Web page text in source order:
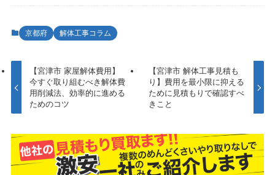
京都府 解体工事コラム
【宮津市 家屋解体費用】
今すぐ取り組むべき解体費
用削減法、効率的に進める
ためのコツ
【宮津市 解体工事見積も
り】費用を最小限に抑える
ために見積もりで確認すべ
きこと